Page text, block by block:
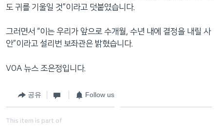
도 귀를 기울일 것”이라고 덧붙였습니다.
그러면서 “이는 우리가 앞으로 수개월, 수년 내에 결정을 내릴 사
안”이라고 설리번 보좌관은 밝혔습니다.
VOA 뉴스 조은정입니다.
공유 Follow us
This item is part of